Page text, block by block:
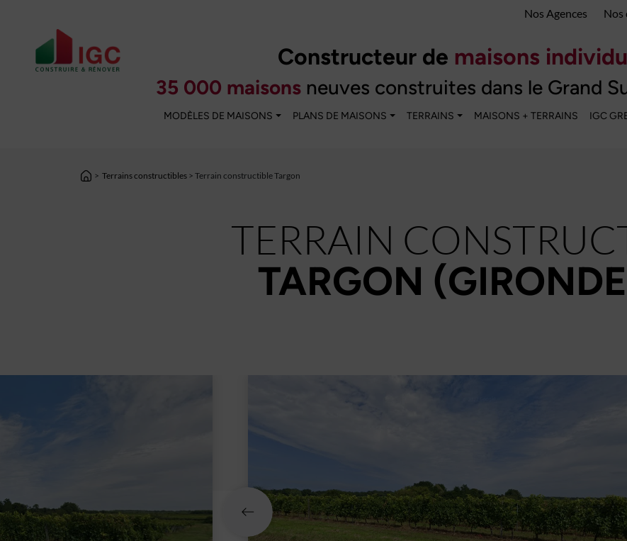
Nos Agences Nos
Constructeur de maisons
35 000 maisonsneuves construites dans le Grand
MODÈLES DE MAISONS PLANS DE MAISONS TERRAINS MAISONS + TERRAINS IGC
> Terrains constructibles > Terrain constructible Targon
TERRAIN
TARGON